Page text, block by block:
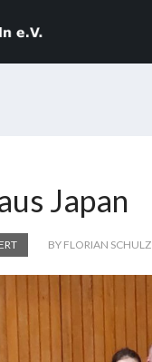
Japan
BY FLORIAN SCHULZ